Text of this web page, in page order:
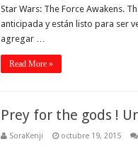
Star Wars: The Force Awakens.
anticipada y están listo para ser
agregar …
Read More »
Prey for the gods !
SoraKenji octubre 19, 2015